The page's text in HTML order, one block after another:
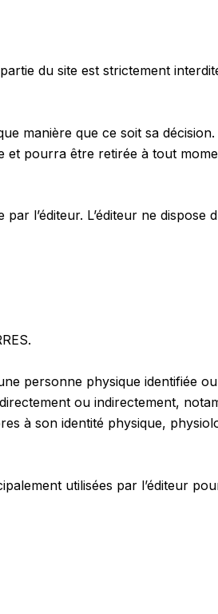
du site est strictement
manière que ce soit sa
pourra être retirée à tout
l’éditeur. L’éditeur ne dispose
personne physique identifiée
ou indirectement,
à son identité physique,
utilisées par l’éditeur